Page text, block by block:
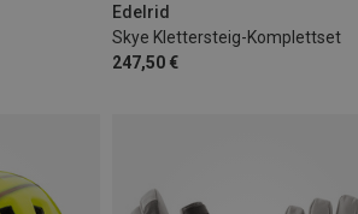
Edelrid
Skye Klettersteig-Komplettset
247,50 €